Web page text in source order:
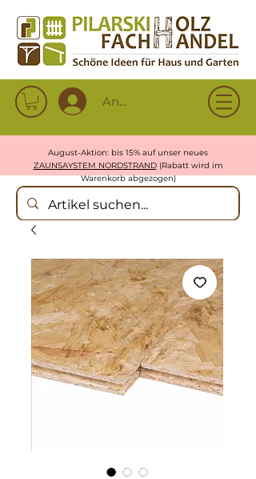
Anmelden
August-Aktion: bis 15% auf unser neues
ZAUNSAYSTEM NORDSTRAND(Rabatt wird im
Warenkorb abgezogen)